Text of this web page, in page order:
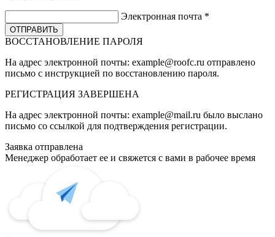
Электронная почта *
ВОССТАНОВЛЕНИЕ ПАРОЛЯ
На адрес электронной почты: example@roofc.ru отправлено
письмо с инструкцией по восстановлению пароля.
РЕГИСТРАЦИЯ ЗАВЕРШЕНА
На адрес электронной почты: example@mail.ru было выслано
письмо со ссылкой для подтверждения регистрации.
Заявка отправлена
Менеджер обработает ее и свяжется с вами в рабочее время